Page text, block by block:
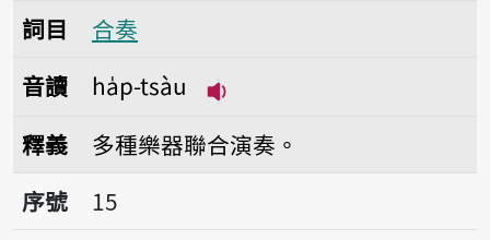
詞目
合奏
音讀
ha̍p-tsàu
釋義
多種樂器聯合演奏。
序號15合唱
序號
15